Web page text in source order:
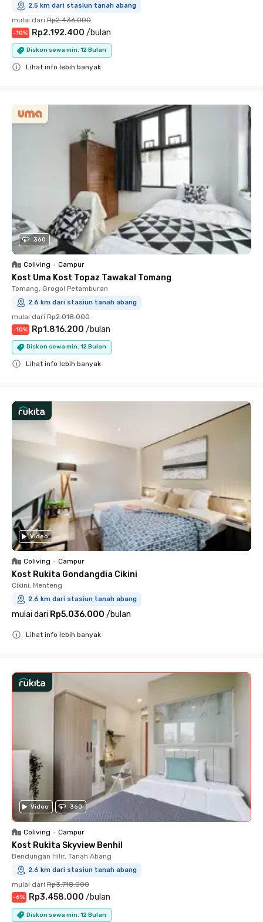
2.5 km dari stasiun tanah abang
mulai dari Rp2.436.000
-10% Rp2.192.400 /bulan
Diskon sewa min. 12 Bulan
Lihat info lebih banyak
360
Coliving • Campur
Kost Uma Kost Topaz Tawakal Tomang
Tomang, Grogol Petamburan
2.6 km dari stasiun tanah abang
mulai dari Rp2.018.000
-10% Rp1.816.200 /bulan
Diskon sewa min. 12 Bulan
Lihat info lebih banyak
Video
Coliving • Campur
Kost Rukita Gondangdia Cikini
Cikini, Menteng
2.6 km dari stasiun tanah abang
mulai dari Rp5.036.000 /bulan
Lihat info lebih banyak
Video 360
Coliving • Campur
Kost Rukita Skyview Benhil
Bendungan Hilir, Tanah Abang
2.6 km dari stasiun tanah abang
mulai dari Rp3.718.000
-6% Rp3.458.000 /bulan
Diskon sewa min. 12 Bulan